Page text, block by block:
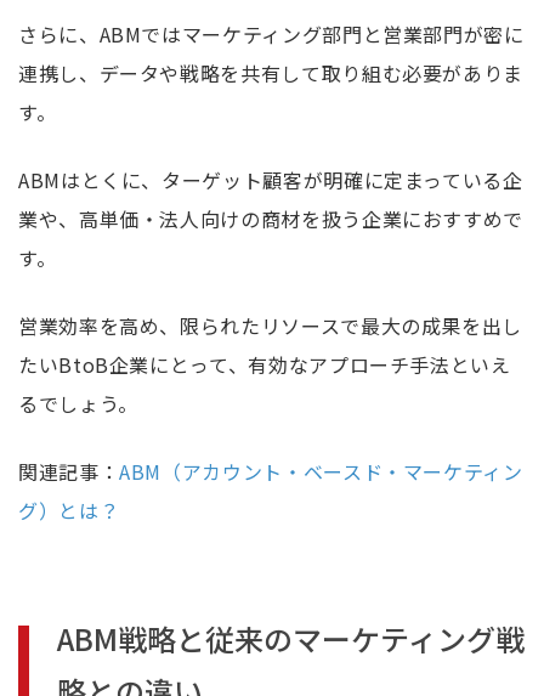
さらに、ABMではマーケティング部門と営業部門が密に
連携し、データや戦略を共有して取り組む必要がありま
す。
ABMはとくに、ターゲット顧客が明確に定まっている企
業や、高単価・法人向けの商材を扱う企業におすすめで
す。
営業効率を高め、限られたリソースで最大の成果を出し
たいBtoB企業にとって、有効なアプローチ手法といえ
るでしょう。
関連記事：ABM（アカウント・ベースド・マーケティン
グ）とは？
ABM戦略と従来のマーケティング戦